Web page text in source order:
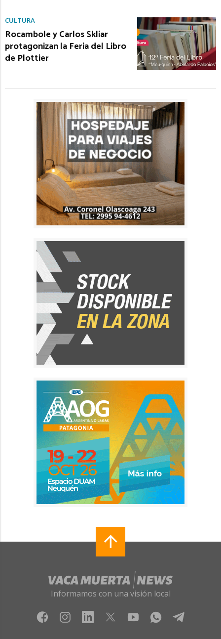
CULTURA
Rocambole y Carlos Skliar
protagonizan la Feria del Libro
de Plottier
Informamos con una visión local